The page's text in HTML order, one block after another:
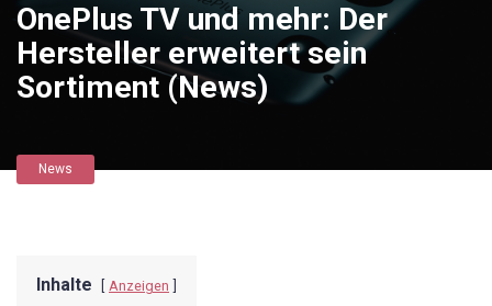
OnePlus TV und mehr: Der
Hersteller erweitert sein
Sortiment (News)
News
Inhalte Anzeigen